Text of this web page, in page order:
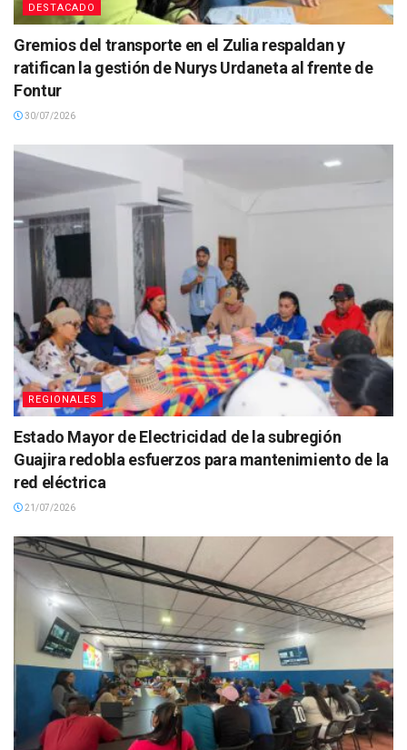
DESTACADO
Gremios del transporte en el Zulia respaldan y
ratifican la gestión de Nurys Urdaneta al frente de
Fontur
30/07/2026
REGIONALES
Estado Mayor de Electricidad de la subregión
Guajira redobla esfuerzos para mantenimiento de la
red eléctrica
21/07/2026